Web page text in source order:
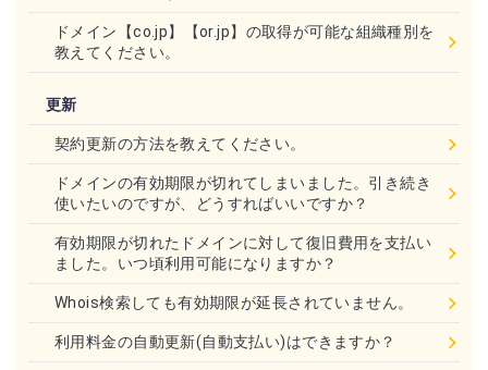
ドメイン【co.jp】【or.jp】の取得が可能な組織種別を
教えてください。
更新
契約更新の方法を教えてください。
ドメインの有効期限が切れてしまいました。引き続き
使いたいのですが、どうすればいいですか？
有効期限が切れたドメインに対して復旧費用を支払い
ました。いつ頃利用可能になりますか？
Whois検索しても有効期限が延長されていません。
利用料金の自動更新(自動支払い)はできますか？